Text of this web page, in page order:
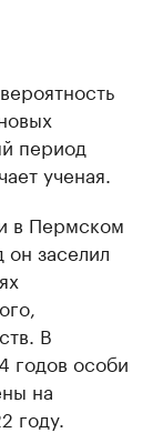
период
ученая.
в Пермском
заселил
В
годов особи
на
году.